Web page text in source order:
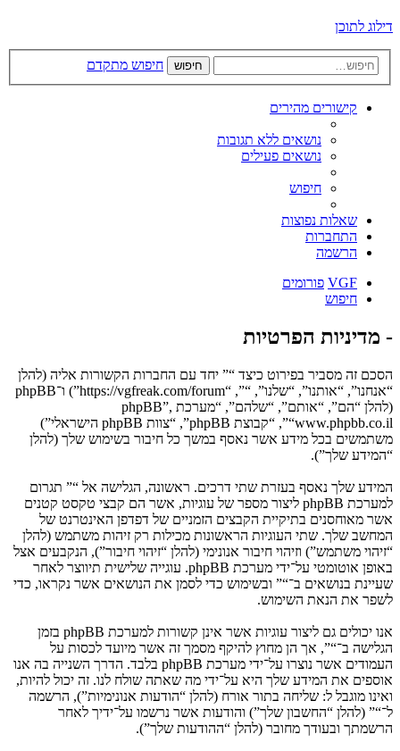
דילוג לתוכן
חיפוש חיפוש מתקדם
קישורים מהירים
נושאים ללא תגובות
נושאים פעילים
חיפוש
שאלות נפוצות
התחברות
הרשמה
VGF פורומים
חיפוש
- מדיניות הפרטיות
הסכם זה מסביר בפירוט כיצד “” יחד עם החברות הקשורות אליה (להלן
“אנחנו”, “אותנו”, “שלנו”, “”, “https://vgfreak.com/forum”) ו־phpBB
(להלן “הם”, “אותם”, “שלהם”, “מערכת phpBB”,
“www.phpbb.co.il”, “קבוצת phpBB”, “צוות phpBB הישראלי”)
משתמשים בכל מידע אשר נאסף במשך כל חיבור בשימוש שלך (להלן
“המידע שלך”).
המידע שלך נאסף בעזרת שתי דרכים. ראשונה, הגלישה אל “” תגרום
למערכת phpBB ליצור מספר של עוגיות, אשר הם קבצי טקסט קטנים
אשר מאוחסנים בתיקיית הקבצים הזמניים של דפדפן האינטרנט של
המחשב שלך. שתי העוגיות הראשונות מכילות רק זיהות משתמש (להלן
“זיהוי משתמש”) וזיהוי חיבור אנונימי (להלן “זיהוי חיבור”), הנקבעים אצל
באופן אוטומטי על־ידי מערכת phpBB. עוגייה שלישית תיווצר לאחר
שעיינת בנושאים ב־“” ובשימוש כדי לסמן את הנושאים אשר נקראו, כדי
לשפר את הנאת השימוש.
אנו יכולים גם ליצור עוגיות אשר אינן קשורות למערכת phpBB בזמן
הגלישה ב־“”, אך הן מחוץ להיקף מסמך זה אשר מיועד לכסות על
העמודים אשר נוצרו על־ידי מערכת phpBB בלבד. הדרך השנייה בה אנו
אוספים את המידע שלך היא על־ידי מה שאתה שולח לנו. זה יכול להיות,
ואינו מוגבל ל: שליחה בתור אורח (להלן “הודעות אנונימיות”), הרשמה
ל־“” (להלן “החשבון שלך”) והודעות אשר נרשמו על־ידיך לאחר
הרשמתך ובעודך מחובר (להלן “ההודעות שלך”).